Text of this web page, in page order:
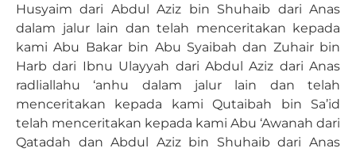
Husyaim dari Abdul Aziz bin Shuhaib dari Anas
dalam jalur lain dan telah menceritakan kepada
kami Abu Bakar bin Abu Syaibah dan Zuhair bin
Harb dari Ibnu Ulayyah dari Abdul Aziz dari Anas
radliallahu ‘anhu dalam jalur lain dan telah
menceritakan kepada kami Qutaibah bin Sa’id
telah menceritakan kepada kami Abu ‘Awanah dari
Qatadah dan Abdul Aziz bin Shuhaib dari Anas